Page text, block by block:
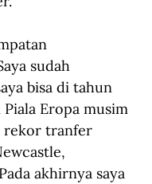
sudah
bisa di tahun
Eropa musim
rekor tranfer
akhirnya saya